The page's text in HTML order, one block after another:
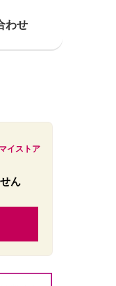
わせ
マイストア
ん